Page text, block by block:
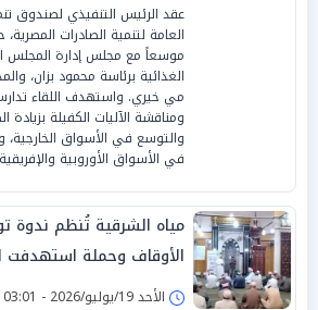
عقد الرئيس التنفيذي لصندوق
العامة لتنمية الصادرات المصرية،
موسعاً مع مجلس إدارة المجلس
الغذائية برئاسة محمود بزان،
مي خيري. واستهدف اللقاء
ومناقشة الآليات الكفيلة بزيادة
والتوسع في الأسواق الخارجية،
في الأسواق الأوروبية
مياه الشرقية تُنظم ندوة
الأوقاف وحملة استهدفت
مع مديريتي الأوقاف
الأحد 19/يوليو/2026 - 03:01 م